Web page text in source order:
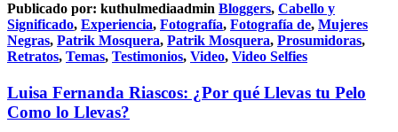
Publicado por: kuthulmediaadmin Bloggers, Cabello y
Significado, Experiencia, Fotografía, Fotografía de, Mujeres
Negras, Patrik Mosquera, Patrik Mosquera, Prosumidoras,
Retratos, Temas, Testimonios, Video, Video Selfies
Luisa Fernanda Riascos: ¿Por qué Llevas tu Pelo
Como lo Llevas?